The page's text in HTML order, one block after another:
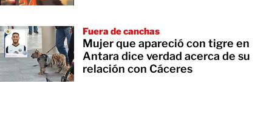
Fuera de canchas
Mujer que apareció con tigre en
Antara dice verdad acerca de su
relación con Cáceres